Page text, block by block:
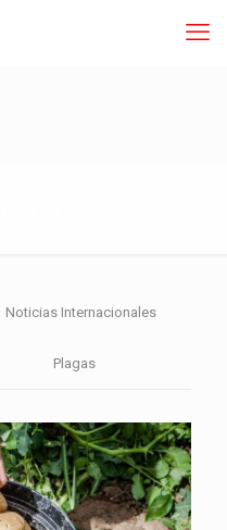
Noticias Internacionales
Plagas